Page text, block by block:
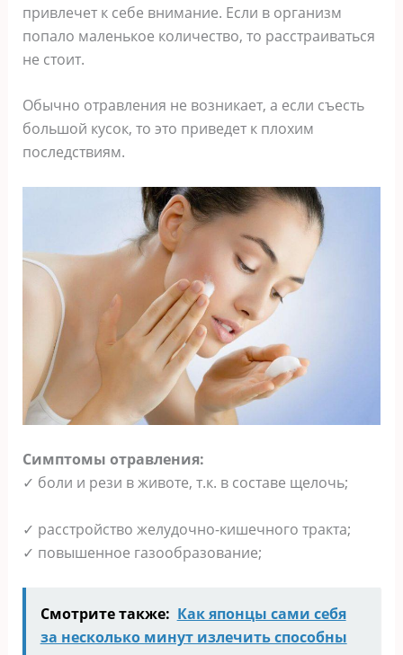
привлечет к себе внимание. Если в организм
попало маленькое количество, то расстраиваться
не стоит.
Обычно отравления не возникает, а если съесть
большой кусок, то это приведет к плохим
последствиям.
Симптомы отравления:
✓ боли и рези в животе, т.к. в составе щелочь;
✓ расстройство желудочно-кишечного тракта;
✓ повышенное газообразование;
Смотрите также: Как японцы сами себя
за несколько минут излечить способны